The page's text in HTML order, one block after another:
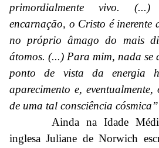
primordialmente vivo.
encarnação, o Cristo é inerente
no próprio âmago do mais
átomos. (...) Para mim, nada
ponto de vista da energia
aparecimento e,
de uma tal consciência cósmica”
Ainda na Idade
inglesa Juliane de Norwich